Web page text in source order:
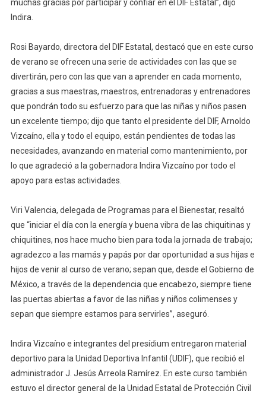
muchas gracias por participar y confiar en el DIF Estatal”, dijo
Indira.
Rosi Bayardo, directora del DIF Estatal, destacó que en este curso
de verano se ofrecen una serie de actividades con las que se
divertirán, pero con las que van a aprender en cada momento,
gracias a sus maestras, maestros, entrenadoras y entrenadores
que pondrán todo su esfuerzo para que las niñas y niños pasen
un excelente tiempo; dijo que tanto el presidente del DIF, Arnoldo
Vizcaíno, ella y todo el equipo, están pendientes de todas las
necesidades, avanzando en material como mantenimiento, por
lo que agradeció a la gobernadora Indira Vizcaíno por todo el
apoyo para estas actividades.
Viri Valencia, delegada de Programas para el Bienestar, resaltó
que “iniciar el día con la energía y buena vibra de las chiquitinas y
chiquitines, nos hace mucho bien para toda la jornada de trabajo;
agradezco a las mamás y papás por dar oportunidad a sus hijas e
hijos de venir al curso de verano; sepan que, desde el Gobierno de
México, a través de la dependencia que encabezo, siempre tiene
las puertas abiertas a favor de las niñas y niños colimenses y
sepan que siempre estamos para servirles”, aseguró.
Indira Vizcaíno e integrantes del presídium entregaron material
deportivo para la Unidad Deportiva Infantil (UDIF), que recibió el
administrador J. Jesús Arreola Ramírez. En este curso también
estuvo el director general de la Unidad Estatal de Protección Civil